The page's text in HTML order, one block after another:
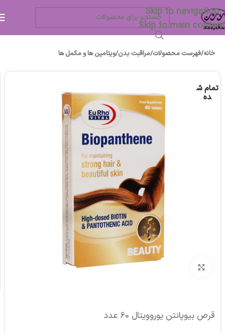
Skip to navigation
Skip to main content
خانه/فهرست محصولات/مراقبت بدن/ویتامین ها و مکمل ها
تمام ش
ده
برای بزرگنمایی کلیک کنید
قرص بیوپانتن یوروویتال 60 عدد